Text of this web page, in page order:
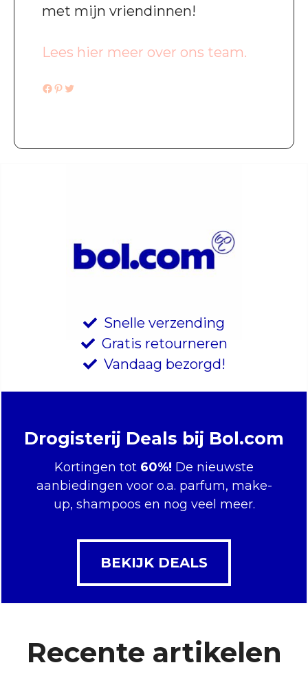
met mijn vriendinnen!
Lees hier meer over ons team.
Facebook
Pinterest
Twitter
Snelle verzending
Gratis retourneren
Vandaag bezorgd!
Drogisterij Deals bij Bol.com
Kortingen tot 60%! De nieuwste
aanbiedingen voor o.a. parfum, make-
up, shampoos en nog veel meer.
BEKIJK DEALS
Recente artikelen